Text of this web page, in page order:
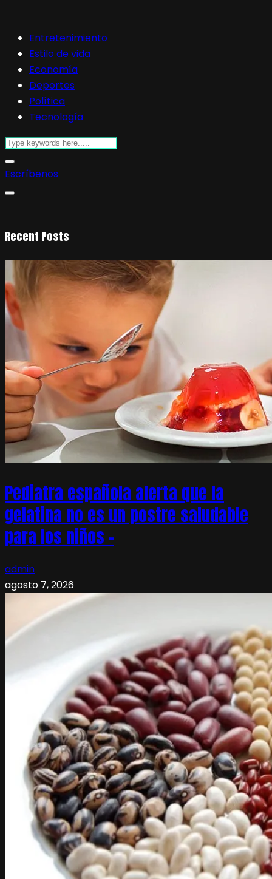
Entretenimiento
Estilo de vida
Economía
Deportes
Política
Tecnología
Escríbenos
Recent Posts
Pediatra española alerta que la
gelatina no es un postre saludable
para los niños –
admin
agosto 7, 2026